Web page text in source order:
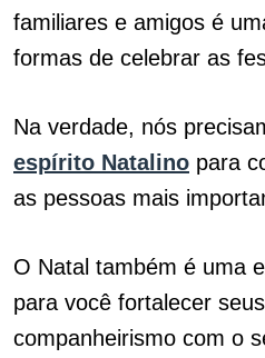
familiares e amigos é
formas de celebrar as
Na verdade, nós
espírito Natalino para
as pessoas mais
O Natal também é uma
para você fortalecer
companheirismo com o